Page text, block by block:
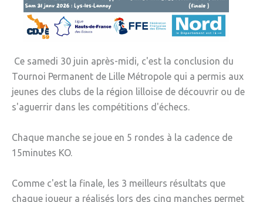
» Démarches administratives
» Encombrants et déchets
» Gîtes - Chambres d'hôtes
» Numéros utiles
» Santé
» Médiathèque
» Centre de Loisirs
Ce samedi 30 juin après-midi, c'est la conclusion du
Tournoi Permanent de Lille Métropole qui a permis aux
jeunes des clubs de la région lilloise de découvrir ou de
s'aguerrir dans les compétitions d'échecs.
Chaque manche se joue en 5 rondes à la cadence de
15minutes KO.
Comme c'est la finale, les 3 meilleurs résultats que
chaque joueur a réalisés lors des cinq manches permet